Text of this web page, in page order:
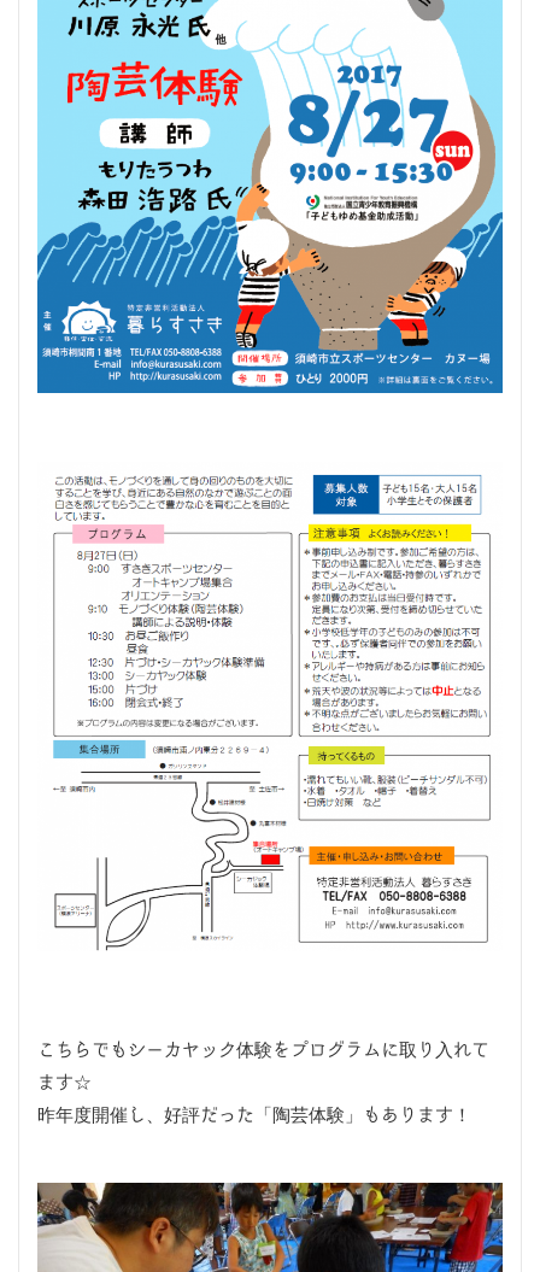
こちらでもシーカヤック体験をプログラムに取り入れて
ます☆
昨年度開催し、好評だった「陶芸体験」もあります！